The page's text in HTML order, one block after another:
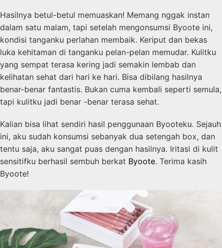
Hasilnya betul-betul memuaskan! Memang nggak instan
dalam satu malam, tapi setelah mengonsumsi Byoote ini,
kondisi tanganku perlahan membaik. Keriput dan bekas
luka kehitaman di tanganku pelan-pelan memudar. Kulitku
yang sempat terasa kering jadi semakin lembab dan
kelihatan sehat dari hari ke hari. Bisa dibilang hasilnya
benar-benar fantastis. Bukan cuma kembali seperti semula,
tapi kulitku jadi benar -benar terasa sehat.
Kalian bisa lihat sendiri hasil penggunaan Byooteku. Sejauh
ini, aku sudah konsumsi sebanyak dua setengah box, dan
tentu saja, aku sangat puas dengan hasilnya. Iritasi di kulit
sensitifku berhasil sembuh berkat Byoote. Terima kasih
Byoote!